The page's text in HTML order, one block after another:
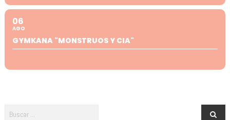
06
AGO
GYMKANA "MONSTRUOS Y CIA"